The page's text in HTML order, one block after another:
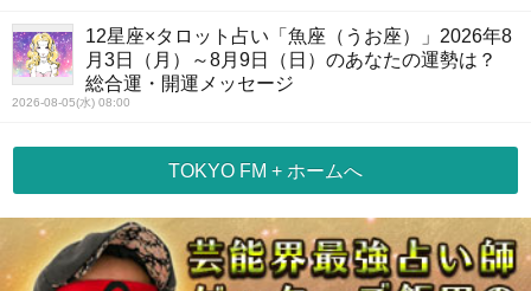
12星座×タロット占い「魚座（うお座）」2026年8
月3日（月）～8月9日（日）のあなたの運勢は？
総合運・開運メッセージ
2026-08-05(水) 08:00
TOKYO FM + ホームへ